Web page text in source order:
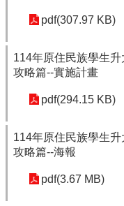
校
務
校
相
pdf(307.97 KB)
114年原住民族學生
攻略篇--實施計畫
pdf(294.15 KB)
114年原住民族學生
攻略篇--海報
pdf(3.67 MB)